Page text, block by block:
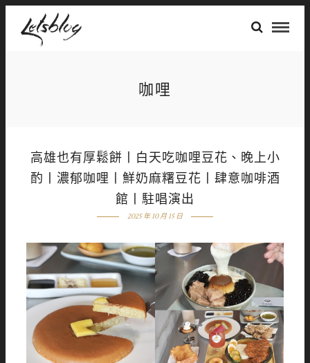
咖哩
高雄也有厚鬆餅丨白天吃咖哩豆花、晚上小
酌丨濃郁咖哩丨鮮奶麻糬豆花丨肆意咖啡酒
館丨駐唱演出
2025 年 10 月 15 日